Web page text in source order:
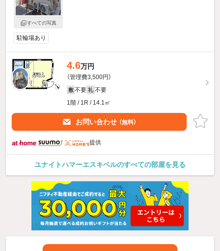
すべての写真
駐輪場あり
4.6万円
（管理費3,500円）
敷 不要 礼 不要
1階 / 1R / 14.1㎡
お問い合わせ （無料）
提供
ユナイトハマーエスキベルのすべての部屋を見る